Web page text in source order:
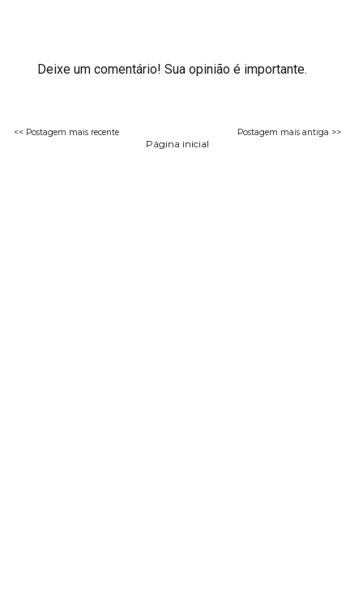
Deixe um comentário! Sua opinião é importante.
<< Postagem mais recente Postagem mais antiga >>
Página inicial